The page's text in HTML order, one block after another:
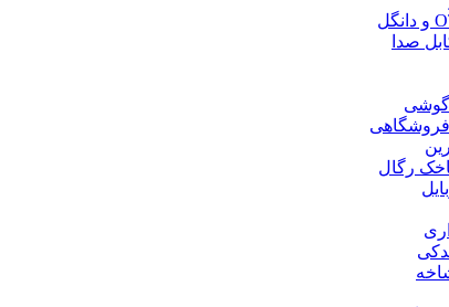
گوشی
رگال